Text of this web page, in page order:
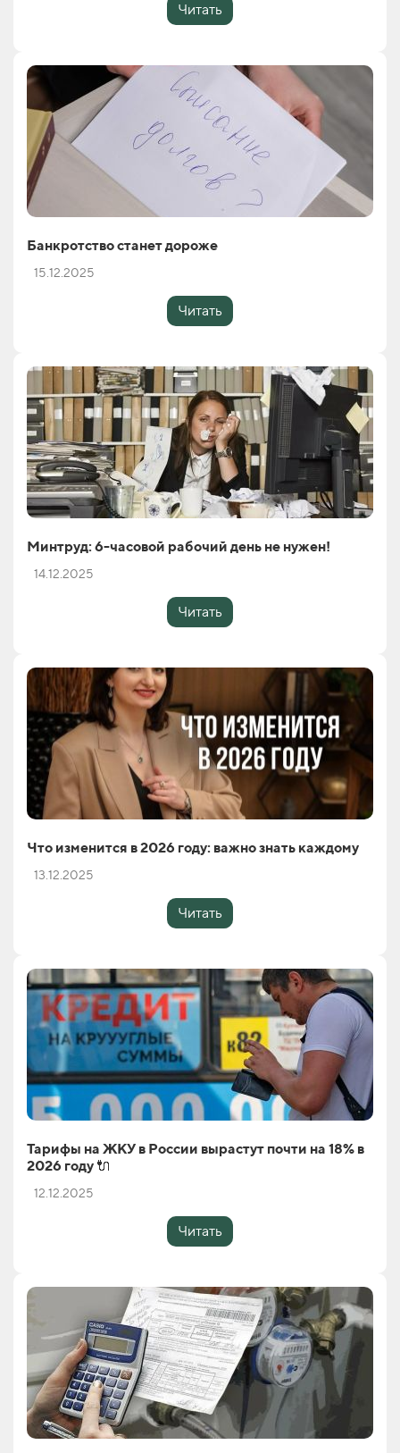
Читать
Банкротство станет дороже
15.12.2025
Читать
Минтруд: 6-часовой рабочий день не нужен!
14.12.2025
Читать
Что изменится в 2026 году: важно знать каждому
13.12.2025
Читать
Тарифы на ЖКУ в России вырастут почти на 18% в
2026 году 🔌
12.12.2025
Читать